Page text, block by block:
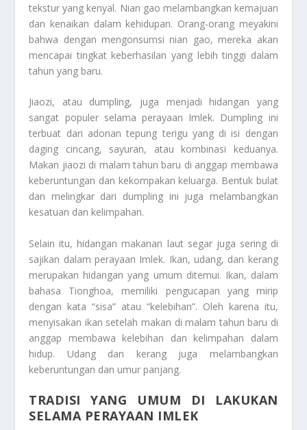
tekstur yang kenyal. Nian gao melambangkan kemajuan
dan kenaikan dalam kehidupan. Orang-orang meyakini
bahwa dengan mengonsumsi nian gao, mereka akan
mencapai tingkat keberhasilan yang lebih tinggi dalam
tahun yang baru.
Jiaozi, atau dumpling, juga menjadi hidangan yang
sangat populer selama perayaan Imlek. Dumpling ini
terbuat dari adonan tepung terigu yang di isi dengan
daging cincang, sayuran, atau kombinasi keduanya.
Makan jiaozi di malam tahun baru di anggap membawa
keberuntungan dan kekompakan keluarga. Bentuk bulat
dan melingkar dari dumpling ini juga melambangkan
kesatuan dan kelimpahan.
Selain itu, hidangan makanan laut segar juga sering di
sajikan dalam perayaan Imlek. Ikan, udang, dan kerang
merupakan hidangan yang umum ditemui. Ikan, dalam
bahasa Tionghoa, memiliki pengucapan yang mirip
dengan kata “sisa” atau “kelebihan”. Oleh karena itu,
menyisakan ikan setelah makan di malam tahun baru di
anggap membawa kelebihan dan kelimpahan dalam
hidup. Udang dan kerang juga melambangkan
keberuntungan dan umur panjang.
TRADISI YANG UMUM DI LAKUKAN
SELAMA PERAYAAN IMLEK